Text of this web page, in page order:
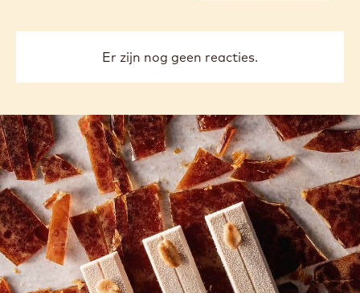
Er zijn nog geen reacties.